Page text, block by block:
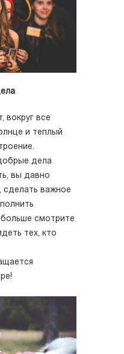
вокруг все
и теплый
дела
вы давно
сделать важное
смотрите
тех, кто